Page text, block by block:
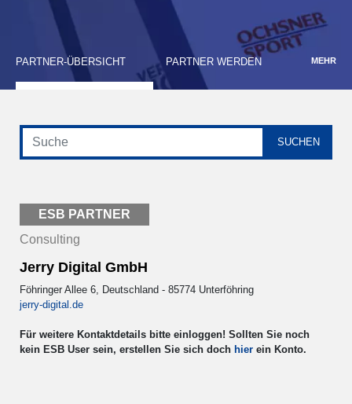
PARTNER-ÜBERSICHT PARTNER WERDEN MEHR
ESB PARTNER
Consulting
Jerry Digital GmbH
Föhringer Allee 6, Deutschland - 85774 Unterföhring
jerry-digital.de
Für weitere Kontaktdetails bitte einloggen! Sollten Sie noch
kein ESB User sein, erstellen Sie sich doch hier ein Konto.